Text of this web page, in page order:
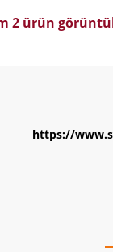
2 ürün
https://